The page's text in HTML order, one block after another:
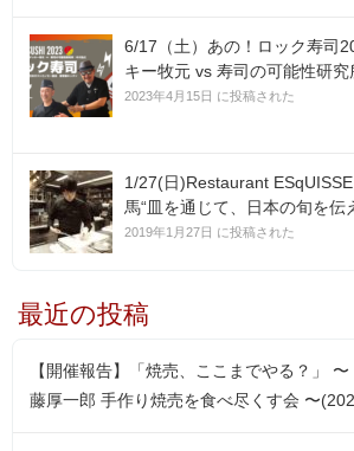
6/17（土）あの！ロック寿司
キー牧元 vs 寿司の可能性研究
2023年4月15日 に投稿された
1/27(日)Restaurant
馬“皿を通じて、日本の旬を伝
2019年1月27日 に投稿された
最近の投稿
【開催報告】「焼売、ここまでやる？」
藤厚一郎 手作り焼売を食べ尽くす会 〜